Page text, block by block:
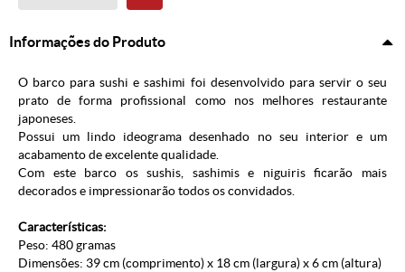
Informações do Produto
O barco para sushi e sashimi foi desenvolvido para servir o seu
prato de forma profissional como nos melhores restaurante
japoneses.
Possui um lindo ideograma desenhado no seu interior e um
acabamento de excelente qualidade.
Com este barco os sushis, sashimis e niguiris ficarão mais
decorados e impressionarão todos os convidados.
Características:
Peso: 480 gramas
Dimensões: 39 cm (comprimento) x 18 cm (largura) x 6 cm (altura)